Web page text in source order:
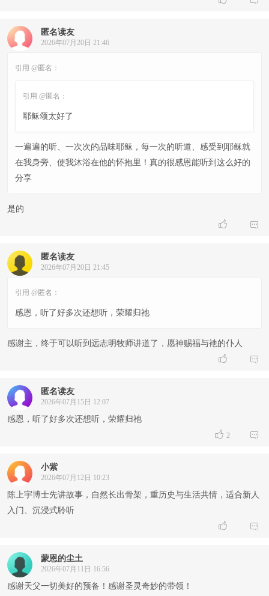
匿名读友
2026年07月20日 21:46
引用 @匿名：
引用 @匿名：
耶稣颂太好了
一遍遍的听、一次次的品味耶稣，每一次的听道、感受到耶稣就
在我身旁、使我沐浴在他的怀抱里！真的很感恩能听到这么好的
分享
是的
 
匿名读友
2026年07月20日 21:45
引用 @匿名：
感恩，听了好多次还想听，荣耀归祂
感谢主，终于可以听到远志明牧师讲道了，愿神赐福与衪的仆人
 
匿名读友
2026年07月15日 12:07
感恩，听了好多次还想听，荣耀归祂
 2 
小紫
2026年07月12日 10:23
陈上宇博士先讲故事，自然长出骨架，重历史与生活共情，适合新人
入门、沉浸式聆听
 
蒙恩的尘土
2026年07月11日 16:56
感谢天父一切美好的预备！感谢圣灵奇妙的带领！